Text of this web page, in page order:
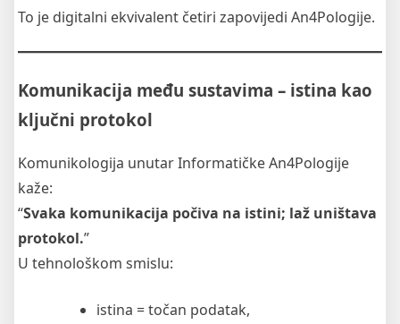
To je digitalni ekvivalent četiri zapovijedi An4Pologije.
Komunikacija među sustavima – istina kao
ključni protokol
Komunikologija unutar Informatičke An4Pologije
kaže:
“Svaka komunikacija počiva na istini; laž uništava
protokol.”
U tehnološkom smislu:
istina = točan podatak,